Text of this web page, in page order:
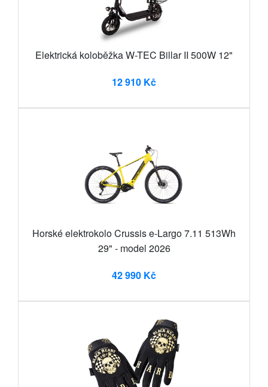
Elektrická koloběžka W-TEC Billar II 500W 12"
12 910 Kč
Horské elektrokolo Crussis e-Largo 7.11 513Wh
29" - model 2026
42 990 Kč